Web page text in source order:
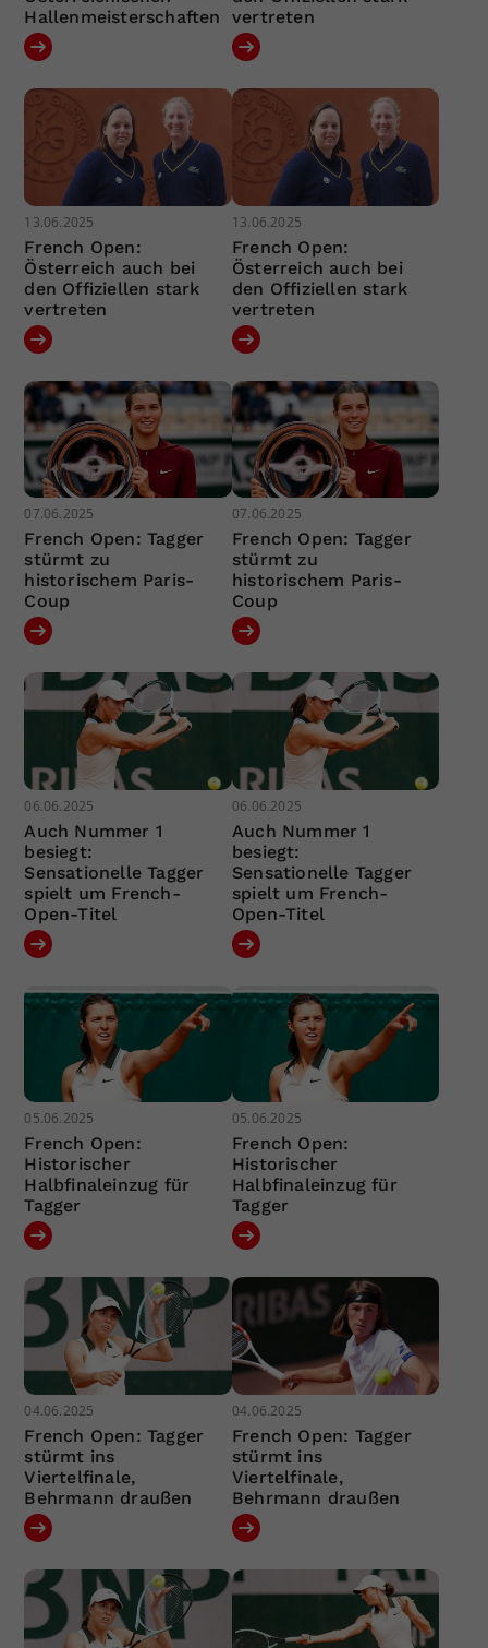
Hallenmeisterschaften
vertreten
13.06.2025
French Open:
Österreich auch bei
den Offiziellen stark
vertreten
13.06.2025
French Open:
Österreich auch bei
den Offiziellen stark
vertreten
07.06.2025
French Open: Tagger
stürmt zu
historischem Paris-
Coup
07.06.2025
French Open: Tagger
stürmt zu
historischem Paris-
Coup
06.06.2025
Auch Nummer 1
besiegt:
Sensationelle Tagger
spielt um French-
Open-Titel
06.06.2025
Auch Nummer 1
besiegt:
Sensationelle Tagger
spielt um French-
Open-Titel
05.06.2025
French Open:
Historischer
Halbfinaleinzug für
Tagger
05.06.2025
French Open:
Historischer
Halbfinaleinzug für
Tagger
04.06.2025
French Open: Tagger
stürmt ins
Viertelfinale,
Behrmann draußen
04.06.2025
French Open: Tagger
stürmt ins
Viertelfinale,
Behrmann draußen